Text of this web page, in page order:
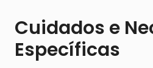
Cuidados e
Específicas